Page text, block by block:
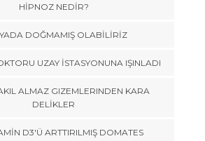
HİPNOZ NEDİR?
DOĞMAMIŞ OLABİLİRİZ
UZAY İSTASYONUNA IŞINLADI
ALMAZ GIZEMLERINDEN KARA
DELİKLER
D3'Ü ARTTIRILMIŞ DOMATES